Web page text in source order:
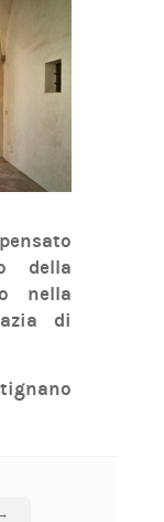
della
nella
di